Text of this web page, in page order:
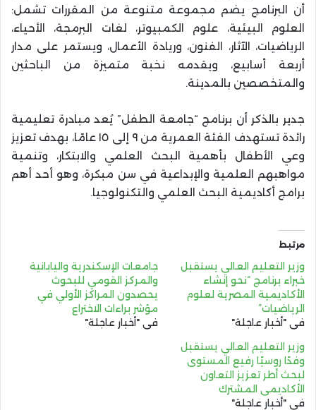
أن البرنامج يضم مجموعة متنوعة من المقررات تشمل:
العلوم البيئية، علوم الكمبيوتر، لغات البرمجة، الأحياء،
الرياضيات، الآثار، الفنون، وريادة الأعمال، ويستمر على مدار
أربعة أسابيع، ويقدمه نخبة متميزة من الباحثين
والمتخصصين بالمدينة.
جدير بالذكر أن برنامج “جامعة الطفل” يُعد مبادرة تعليمية
رائدة تستهدف الفئة العمرية من ٩ إلى ١٥ عامًا، بهدف تعزيز
وعي الأطفال بأهمية البحث العلمي والابتكار، وتنمية
مواهبهم العلمية والإبداعية في سن مبكرة، وهو أحد أهم
برامج أكاديمية البحث العلمي والتكنولوجيا.
مرتبط
وزير التعليم العالي يستقبل
خبراء برنامج “نحو إنشاء
الأكاديمية المصرية لعلوم
الرياضيات”
في "أخبار عاجلة"
جامعات الإسكندرية واليابانية
والمركز القومي للبحوث
يحصدون المراكز الأولي في
مؤشر براءات الاختراع
في "أخبار عاجلة"
وزير التعليم العالي يستقبل
وفدًا روسيًا رفيع المستوى
لبحث أطر تعزيز التعاون
الأكاديمي المشترك
في "أخبار عاجلة"